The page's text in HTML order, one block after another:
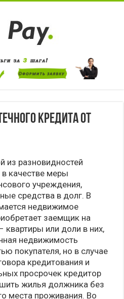
кредита от
из разновидностей
качестве меры
учреждения,
средства в долг. В
недвижимое
заемщик на
квартиры или доли в них,
недвижимость
покупателя, но в случае
кредитования и
просрочек кредитор
жилья должника без
места проживания. Во